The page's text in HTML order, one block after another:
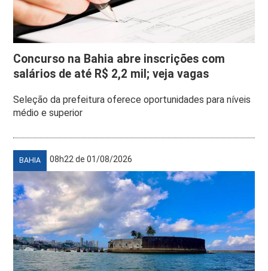
Concurso na Bahia abre inscrições com
salários de até R$ 2,2 mil; veja vagas
Seleção da prefeitura oferece oportunidades para níveis
médio e superior
BAHIA 08h22 de 01/08/2026